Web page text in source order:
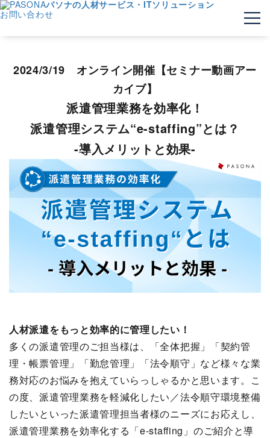
パソナの人材サービス・ITソリューション
お問い合わせ
2024/3/19 オンライン開催【セミナー動画アー
カイブ】
派遣管理業務を効率化！
派遣管理システム“e-staffing”とは？
-導入メリットと効果-
人材派遣をもっと効率的に管理したい！
多くの派遣管理のご担当様は、「全体把握」「契約管
理・帳票管理」「勤怠管理」「法令順守」など様々な業
務対応のお悩みを抱えていらっしゃるかと思います。こ
の度、派遣管理業務を軽減化したい／法令順守環境整備
したいといった派遣管理担当者様のニーズにお応えし、
派遣管理業務を効率化する「e-staffing」のご紹介と導